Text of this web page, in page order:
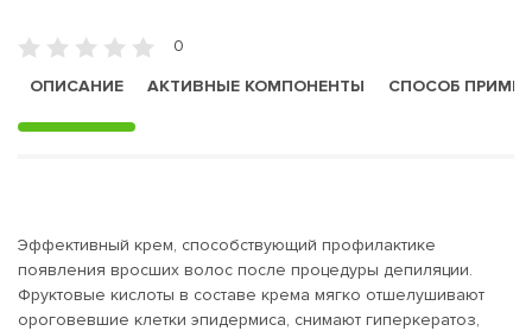
0
ОПИСАНИЕ
АКТИВНЫЕ КОМПОНЕНТЫ СПОСОБ
Эффективный крем, способствующий профилактике
появления вросших волос после процедуры депиляции.
Фруктовые кислоты в составе крема мягко отшелушивают
ороговевшие клетки эпидермиса, снимают гиперкератоз,